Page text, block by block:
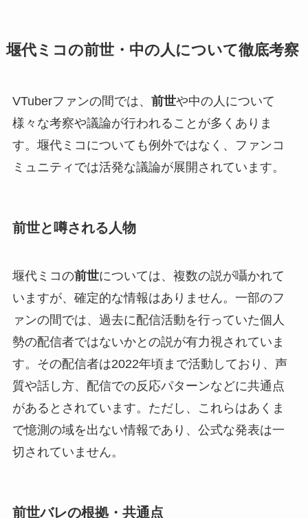
堰代ミコの前世・中の人について徹底考察
VTuberファンの間では、 前世や中の人について
様々な考察や議論が行われることが多くありま
す。堰代ミコについても例外ではなく、ファンコ
ミュニティでは活発な議論が展開されています。
前世と噂される人物
堰代ミコの前世については、複数の説が囁かれて
いますが、確定的な情報はありません。一部のフ
ァンの間では、過去に配信活動を行っていた個人
勢の配信者ではないかとの説が有力視されていま
す。その配信者は2022年頃まで活動しており、声
質や話し方、配信での反応パターンなどに共通点
があるとされています。ただし、これらはあくま
で憶測の域を出ない情報であり、公式な発表は一
切されていません。
前世バレの根拠・共通点